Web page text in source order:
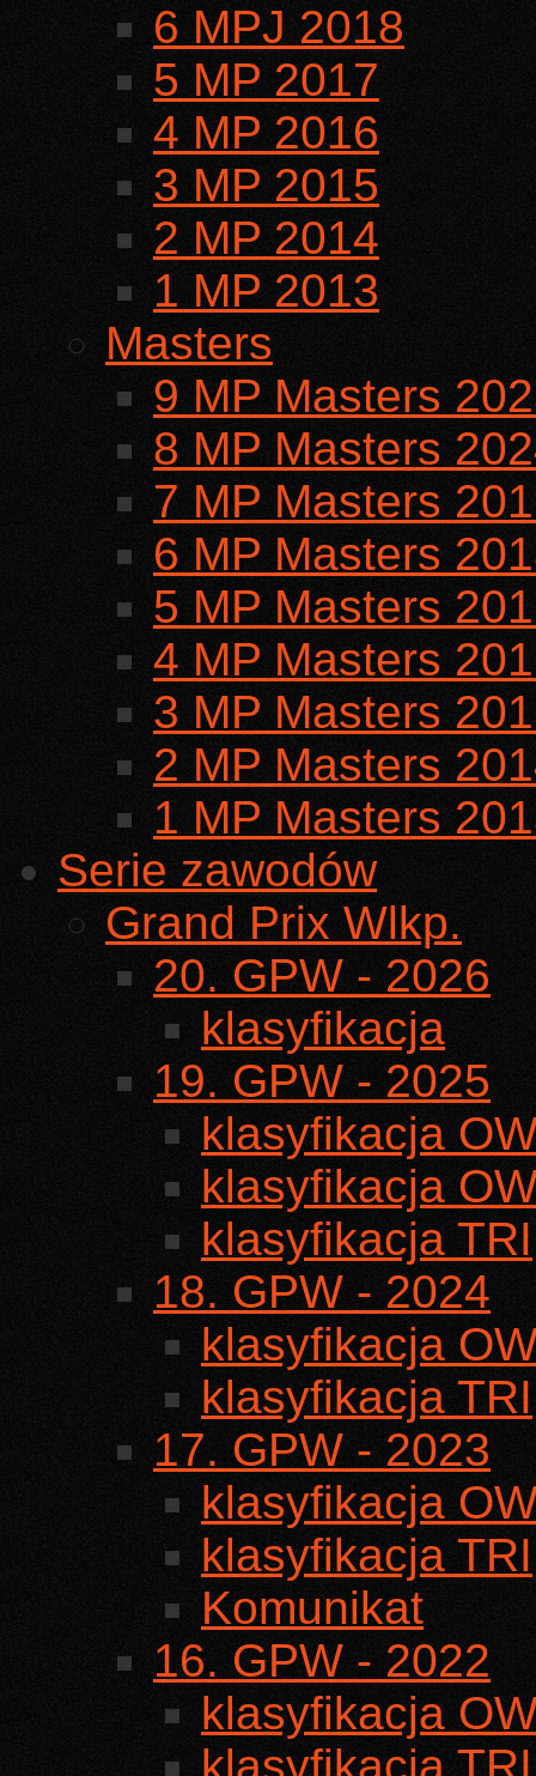
6 MPJ 2018
5 MP 2017
4 MP 2016
3 MP 2015
2 MP 2014
1 MP 2013
Masters
9 MP Masters
8 MP Masters
7 MP Masters
6 MP Masters
5 MP Masters
4 MP Masters
3 MP Masters
2 MP Masters
1 MP Masters
Serie zawodów
Grand Prix Wlkp.
20. GPW - 2026
klasyfikacja
19. GPW - 2025
klasyfikacja
klasyfikacja
klasyfikacja TRI
18. GPW - 2024
klasyfikacja
klasyfikacja TRI
17. GPW - 2023
klasyfikacja
klasyfikacja TRI
Komunikat
16. GPW - 2022
klasyfikacja